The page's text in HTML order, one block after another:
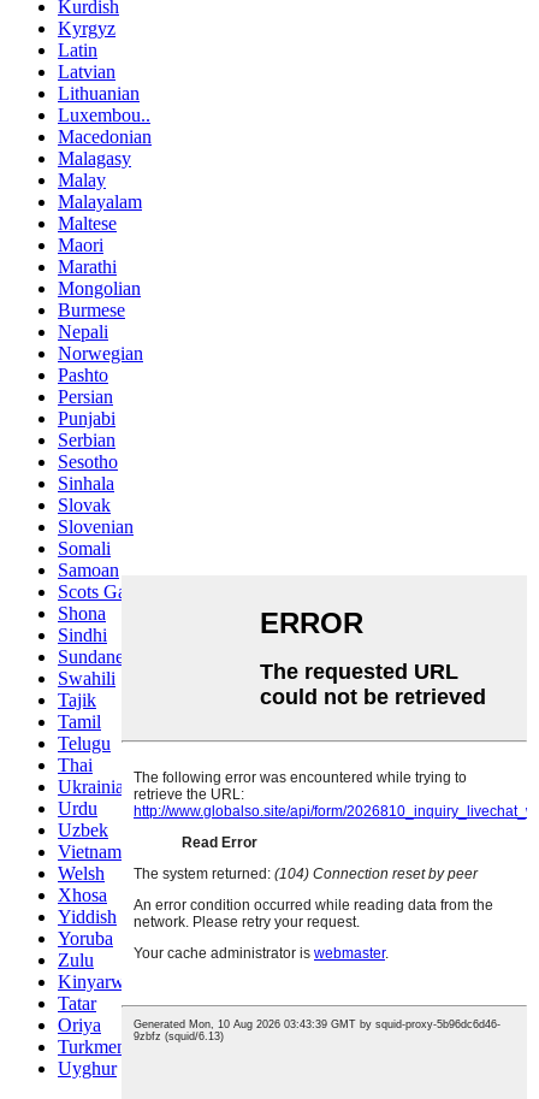
Kurdish
Kyrgyz
Latin
Latvian
Lithuanian
Luxembou..
Macedonian
Malagasy
Malay
Malayalam
Maltese
Maori
Marathi
Mongolian
Burmese
Nepali
Norwegian
Pashto
Persian
Punjabi
Serbian
Sesotho
Sinhala
Slovak
Slovenian
Somali
Samoan
Scots Gaelic
Shona
Sindhi
Sundanese
Swahili
Tajik
Tamil
Telugu
Thai
Ukrainian
Urdu
Uzbek
Vietnamese
Welsh
Xhosa
Yiddish
Yoruba
Zulu
Kinyarwanda
Tatar
Oriya
Turkmen
Uyghur